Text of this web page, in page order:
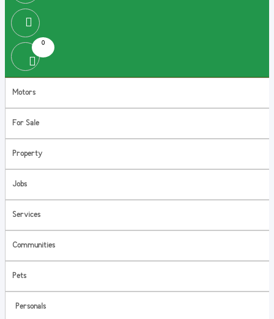
0
Motors
For Sale
Property
Jobs
Services
Communities
Pets
Personals